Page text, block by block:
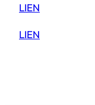
LIEN
LIEN